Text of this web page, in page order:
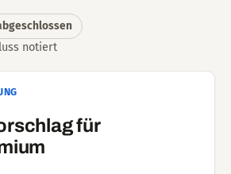
notiert
für